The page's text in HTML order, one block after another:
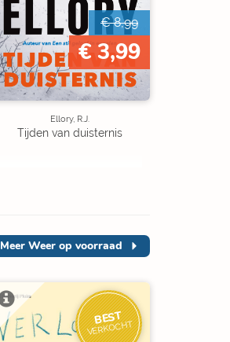
€ 8,99
€ 3,99
Ellory, R.J.
Tijden van duisternis
Meer Weer op voorraad
BEST
VERKOCHT